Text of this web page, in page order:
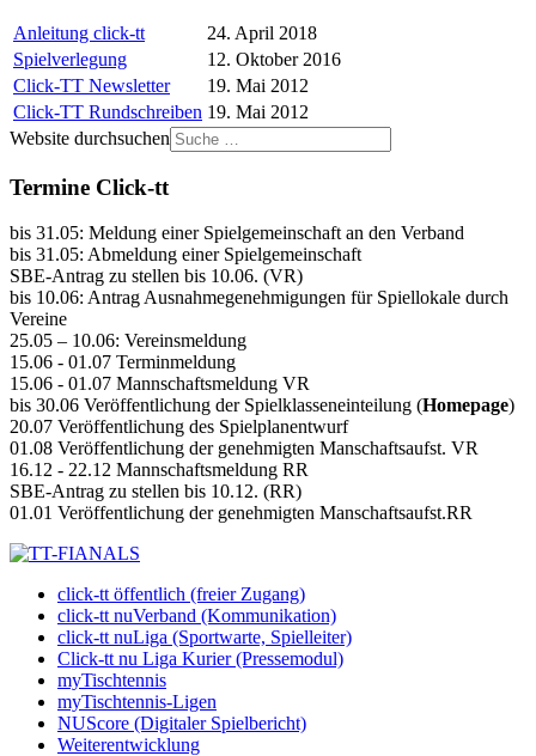
Anleitung click-tt
24. April 2018
Spielverlegung
12. Oktober 2016
Click-TT Newsletter
19. Mai 2012
Click-TT Rundschreiben 19. Mai 2012
Website durchsuchen
Termine Click-tt
bis 31.05: Meldung einer Spielgemeinschaft an den Verband
bis 31.05: Abmeldung einer Spielgemeinschaft
SBE-Antrag zu stellen bis 10.06. (VR)
bis 10.06: Antrag Ausnahmegenehmigungen für Spiellokale durch
Vereine
25.05 – 10.06: Vereinsmeldung
15.06 - 01.07 Terminmeldung
15.06 - 01.07 Mannschaftsmeldung VR
bis 30.06 Veröffentlichung der Spielklasseneinteilung (Homepage)
20.07 Veröffentlichung des Spielplanentwurf
01.08 Veröffentlichung der genehmigten Manschaftsaufst. VR
16.12 - 22.12 Mannschaftsmeldung RR
SBE-Antrag zu stellen bis 10.12. (RR)
01.01 Veröffentlichung der genehmigten Manschaftsaufst.RR
click-tt öffentlich (freier Zugang)
click-tt nuVerband (Kommunikation)
click-tt nuLiga (Sportwarte, Spielleiter)
Click-tt nu Liga Kurier (Pressemodul)
myTischtennis
myTischtennis-Ligen
NUScore (Digitaler Spielbericht)
Weiterentwicklung